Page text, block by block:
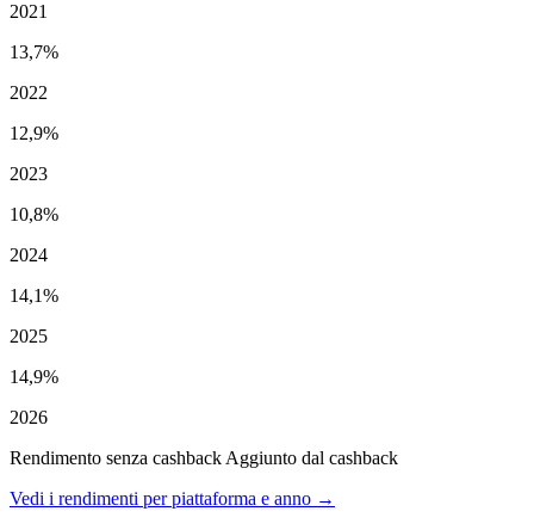
2021
13,7%
2022
12,9%
2023
10,8%
2024
14,1%
2025
14,9%
2026
Rendimento senza cashback Aggiunto dal cashback
Vedi i rendimenti per piattaforma e anno →